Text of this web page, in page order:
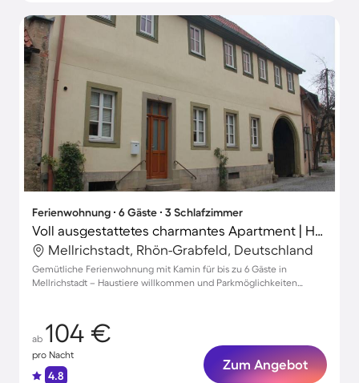
Ferienwohnung ∙ 6 Gäste ∙ 3 Schlafzimmer
Voll ausgestattetes charmantes Apartment | Hunde erlaubt
Mellrichstadt, Rhön-Grabfeld, Deutschland
Gemütliche Ferienwohnung mit Kamin für bis zu 6 Gäste in
Mellrichstadt – Haustiere willkommen und Parkmöglichkeiten
ab 104 €
pro Nacht
4.8
Zum Angebot